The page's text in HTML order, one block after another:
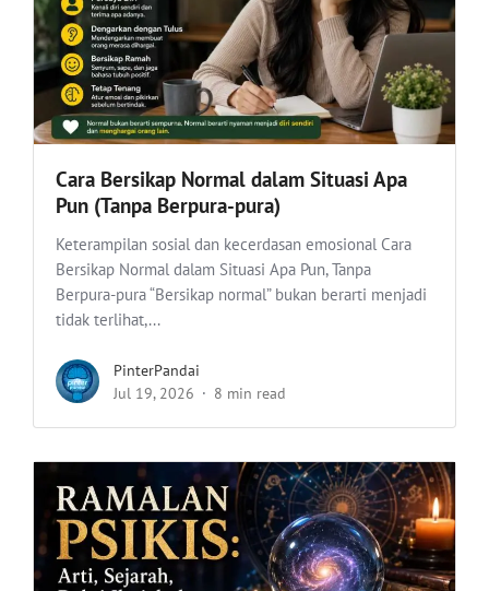
Cara Bersikap Normal dalam Situasi Apa
Pun (Tanpa Berpura-pura)
Keterampilan sosial dan kecerdasan emosional Cara
Bersikap Normal dalam Situasi Apa Pun, Tanpa
Berpura-pura “Bersikap normal” bukan berarti menjadi
tidak terlihat,...
PinterPandai
Jul 19, 2026
8 min read